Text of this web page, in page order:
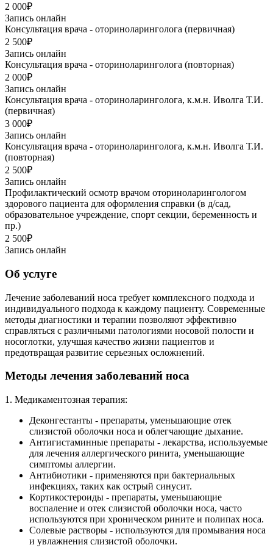
2 000₽
Запись онлайн
Консультация врача - оториноларинголога (первичная)
2 500₽
Запись онлайн
Консультация врача - оториноларинголога (повторная)
2 000₽
Запись онлайн
Консультация врача - оториноларинголога, к.м.н. Иволга Т.И.
(первичная)
3 000₽
Запись онлайн
Консультация врача - оториноларинголога, к.м.н. Иволга Т.И.
(повторная)
2 500₽
Запись онлайн
Профилактический осмотр врачом оториноларингологом
здорового пациента для оформления справки (в д/сад,
образовательное учреждение, спорт секции, беременность и
пр.)
2 500₽
Запись онлайн
Об услуге
Лечение заболеваний носа требует комплексного подхода и
индивидуального подхода к каждому пациенту. Современные
методы диагностики и терапии позволяют эффективно
справляться с различными патологиями носовой полости и
носоглотки, улучшая качество жизни пациентов и
предотвращая развитие серьезных осложнений.
Методы лечения заболеваний носа
1. Медикаментозная терапия:
Деконгестанты - препараты, уменьшающие отек
слизистой оболочки носа и облегчающие дыхание.
Антигистаминные препараты - лекарства, используемые
для лечения аллергического ринита, уменьшающие
симптомы аллергии.
Антибиотики - применяются при бактериальных
инфекциях, таких как острый синусит.
Кортикостероиды - препараты, уменьшающие
воспаление и отек слизистой оболочки носа, часто
используются при хроническом рините и полипах носа.
Солевые растворы - используются для промывания носа
и увлажнения слизистой оболочки.